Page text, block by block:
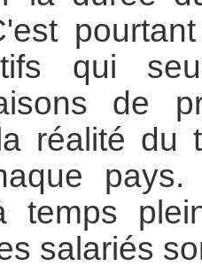
qui
de
réalité du
temps
salariés